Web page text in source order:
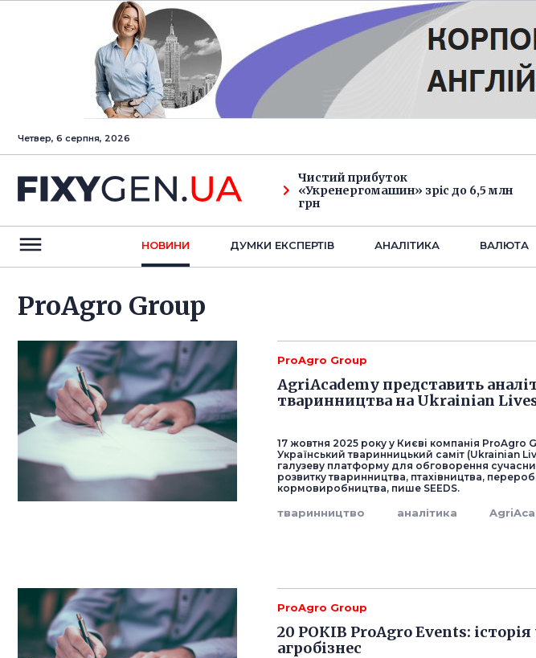
Четвер, 6 серпня, 2026
Чистий прибуток
«Укренергомашин» зріс до 6,5 млн
грн
НОВИНИ ДУМКИ ЕКСПЕРТIВ АНАЛIТИКА ВАЛЮТА
ProAgro Group
ProAgro Group
AgriAcademy представить
тваринництва на Ukrainian
17 жовтня 2025 року у Києві компанія ProAgro
Український тваринницький саміт (Ukrainian
галузеву платформу для обговорення
розвитку тваринництва, птахівництва,
кормовиробництва, пише SEEDS.
тваринництво аналітика
ProAgro Group
20 РОКІВ ProAgro Events:
агробізнес